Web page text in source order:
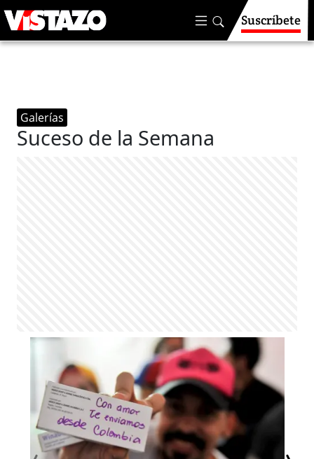
Suscríbete
Galerías
Suceso de la Semana